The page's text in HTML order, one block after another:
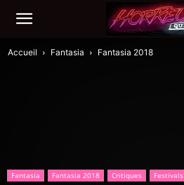
Accueil Fantasia Fantasia 2018
Fantasia Fantasia 2018 Critiques Festivals